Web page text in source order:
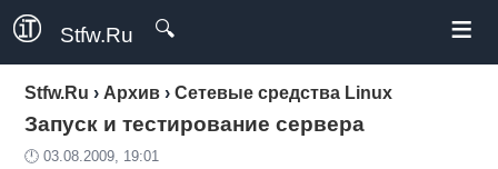
Stfw.Ru 🔍 ≡
Stfw.Ru › Архив ›Сетевые средства Linux
Запуск и тестирование сервера
🕛 03.08.2009, 19:01